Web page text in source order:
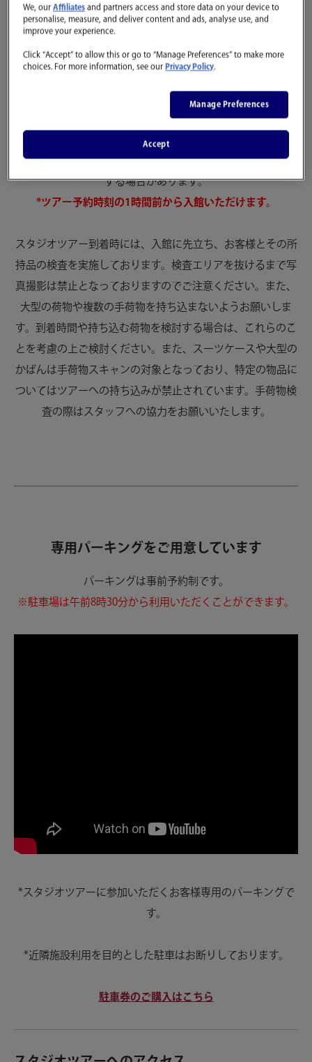
ツアー開始前に、フードホール、フロッグカフェ、メインシ
ョップ、クローク、トイレをご利用いただけます。その日の
ファイナルツアー開始後にご到着のお客様は、入場をお断り
する場合があります。
*ツアー予約時刻の1時間前から入館いただけます。
スタジオツアー到着時には、入館に先立ち、お客様とその所
持品の検査を実施しております。検査エリアを抜けるまで写
真撮影は禁止となっておりますのでご注意ください。また、
大型の荷物や複数の手荷物を持ち込まないようお願いしま
す。到着時間や持ち込む荷物を検討する場合は、これらのこ
とを考慮の上ご検討ください。また、スーツケースや大型の
かばんは手荷物スキャンの対象となっており、特定の物品に
ついてはツアーへの持ち込みが禁止されています。手荷物検
査の際はスタッフへの協力をお願いいたします。
専用パーキングをご用意しています
パーキングは事前予約制です。
※駐車場は午前8時30分から利用いただくことができます。
*スタジオツアーに参加いただくお客様専用のパーキングで
す。
*近隣施設利用を目的とした駐車はお断りしております。
駐車券のご購入はこちら
We, ourAffiliatesand partners access and store data on your device to
personalise, measure, and deliver content and ads, analyse use, and
improve your experience.
Click “Accept” to allow this or go to “Manage Preferences” to make more
choices. For more information, see ourPrivacy Policy.
Manage Preferences
Accept